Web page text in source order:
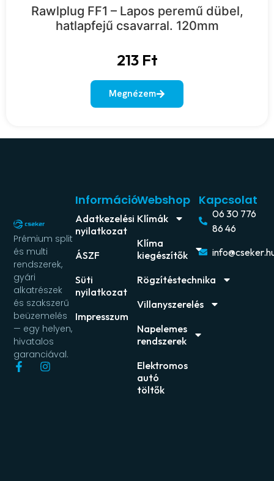
Rawlplug FF1 – Lapos peremű dübel,
hatlapfejű csavarral. 120mm
213 Ft
Megnézem
Prémium split
és multi
rendszerek,
gyári
alkatrészek
és szakszerű
beüzemelés
— egy helyen,
hivatalos
garanciával.
Webshop
Klímák
Klíma
kiegészítők
Rögzítéstechnika
Villanyszerelés
Napelemes
rendszerek
Elektromos
autó
töltők
Információ
Adatkezelési
nyilatkozat
ÁSZF
Süti
nyilatkozat
Impresszum
Kapcsolat
06 30 776
86 46